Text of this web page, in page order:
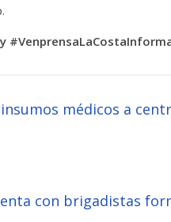
médicos a
con brigadistas